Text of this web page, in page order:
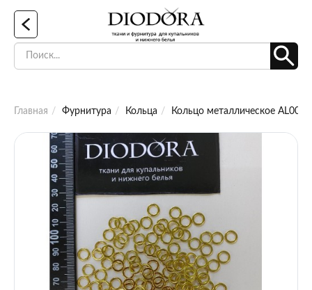
Главная Фурнитура Кольца Кольцо металлическое AL006